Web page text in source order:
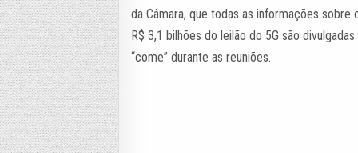
da Câmara, que todas as informações
R$ 3,1 bilhões do leilão do 5G são
“come” durante as reuniões.